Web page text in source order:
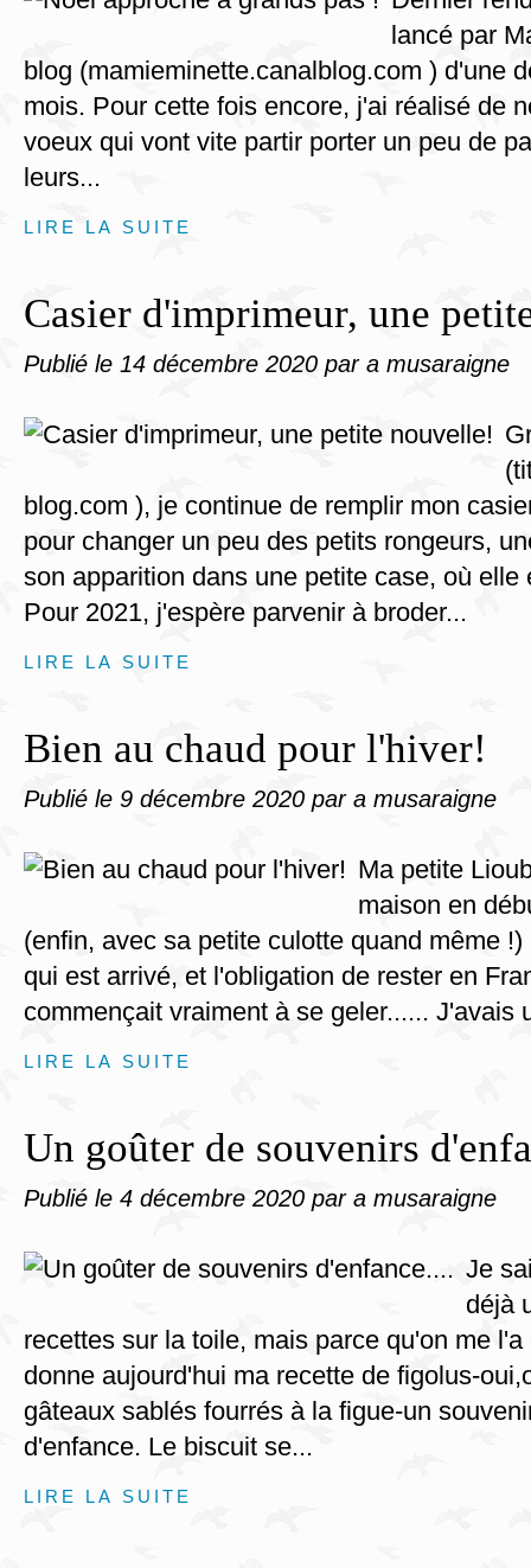
lancé par
blog (mamieminette.canalblog.com ) d'une
mois. Pour cette fois encore, j'ai réalisé de
voeux qui vont vite partir porter un peu de
leurs...
LIRE LA SUITE
Casier d'imprimeur, une
Publié le 14 décembre 2020 par a musaraigne
blog.com ), je continue de remplir mon
pour changer un peu des petits rongeurs,
son apparition dans une petite case, où elle
Pour 2021, j'espère parvenir à broder...
LIRE LA SUITE
Bien au chaud pour l'hiver!
Publié le 9 décembre 2020 par a musaraigne
Ma petite
maison en
(enfin, avec sa petite culotte quand même
qui est arrivé, et l'obligation de rester en
commençait vraiment à se geler...... J'avais
LIRE LA SUITE
Un goûter de souvenirs
Publié le 4 décembre 2020 par a musaraigne
Je
déjà
recettes sur la toile, mais parce qu'on me
donne aujourd'hui ma recette de figolus-
gâteaux sablés fourrés à la figue-un
d'enfance. Le biscuit se...
LIRE LA SUITE